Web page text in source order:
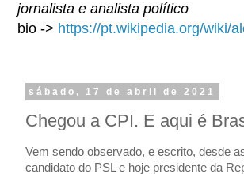
jornalista e analista político
bio -> https://pt.wikipedia.org/wiki/
sábado, 17 de abril de 2021
Chegou a CPI. E aqui é
Vem sendo observado, e escrito, desde
candidato do PSL e hoje presidente da